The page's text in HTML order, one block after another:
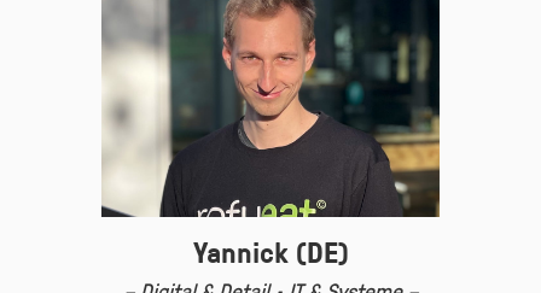
Yannick (DE)